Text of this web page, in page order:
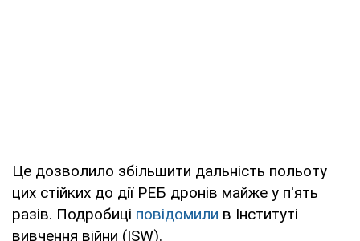
Це дозволило збільшити дальність польоту
цих стійких до дії РЕБ дронів майже у п'ять
разів. Подробиці повідомили в Інституті
вивчення війни (ISW).